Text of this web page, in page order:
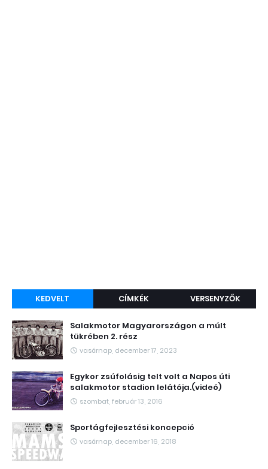
KEDVELT CÍMKÉK VERSENYZŐK
Salakmotor Magyarországon a múlt
tükrében 2. rész
vasárnap, december 17, 2023
Egykor zsúfolásig telt volt a Napos úti
salakmotor stadion lelátója.(videó)
szombat, február 13, 2016
Sportágfejlesztési koncepció
vasárnap, december 16, 2018